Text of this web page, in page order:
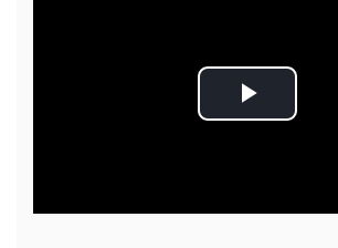
P
a